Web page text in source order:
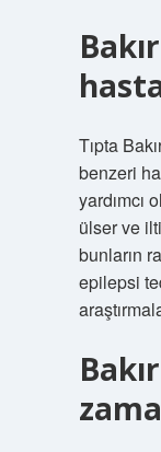
Tıpta
benzeri
yardımcı
ülser ve
bunların
epilepsi